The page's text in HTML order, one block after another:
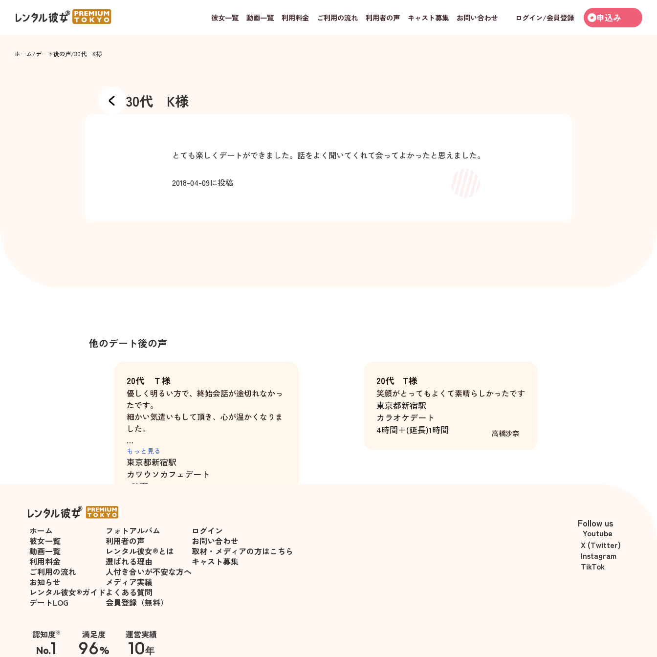
彼女一覧 動画一覧 利用料金 ご利用の流れ 利用者の声 キャスト募集 お問い合わせ ログイン/会員登録 申込み
ホーム/デート後の声/30代 K様
30代 K様
とても楽しくデートができました。話をよく聞いてくれて会ってよかったと思えました。
2018-04-09に投稿
他のデート後の声
20代 Ｔ様
優しく明るい方で、終始会話が途切れなかっ
たです。
細かい気遣いもして頂き、心が温かくなりま
した。
デートまでの期間もお店のこと調べてくれた
り、予約の確認をしてくれたので、一緒にデ
ートの予定を立てられました。
とても嬉しかったし、当日がますます楽しみ
もっと見る
東京都新宿駅
カワウソカフェデート
4時間
20代 T様
笑顔がとってもよくて素晴らしかったです
東京都新宿駅
カラオケデート
4時間＋(延長)1時間
高橋沙奈
ホーム
彼女一覧
動画一覧
利用料金
ご利用の流れ
お知らせ
レンタル彼女®ガイド
デートLOG
フォトアルバム
利用者の声
レンタル彼女®とは
選ばれる理由
人付き合いが不安な方へ
メディア実績
よくある質問
会員登録（無料）
ログイン
お問い合わせ
取材・メディアの方はこちら
キャスト募集
認知度※
No.1
満足度
96%
運営実績
10年
Follow us
Youtube
X (Twitter)
Instagram
TikTok